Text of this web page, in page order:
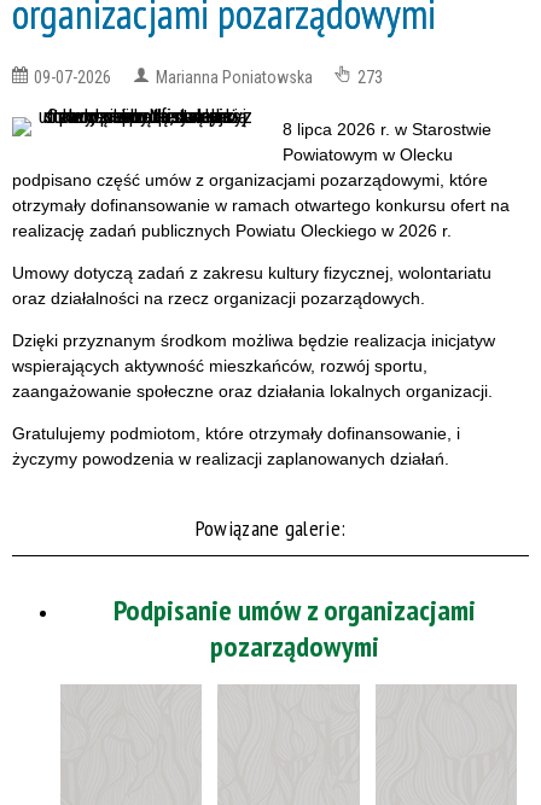
organizacjami pozarządowymi
09-07-2026 Marianna Poniatowska 273
8 lipca 2026 r. w Starostwie
Powiatowym w Olecku
podpisano część umów z organizacjami pozarządowymi, które
otrzymały dofinansowanie w ramach otwartego konkursu ofert na
realizację zadań publicznych Powiatu Oleckiego w 2026 r.
Umowy dotyczą zadań z zakresu kultury fizycznej, wolontariatu
oraz działalności na rzecz organizacji pozarządowych.
Dzięki przyznanym środkom możliwa będzie realizacja inicjatyw
wspierających aktywność mieszkańców, rozwój sportu,
zaangażowanie społeczne oraz działania lokalnych organizacji.
Gratulujemy podmiotom, które otrzymały dofinansowanie, i
życzymy powodzenia w realizacji zaplanowanych działań.
Powiązane galerie:
Podpisanie umów z organizacjami
pozarządowymi